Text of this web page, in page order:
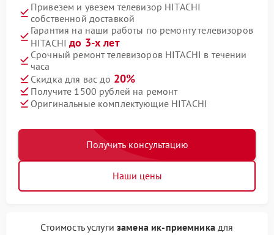
Привезем и увезем телевизор HITACHI
собственной доставкой
Гарантия на наши работы по ремонту телевизоров
HITACHIдо 3-х лет
Срочный ремонт телевизоров HITACHI в течении
часа
Скидка для вас до 20%
Получите 1500 рублей на ремонт
Оригинальные комплектующие HITACHI
Получить консультацию
Наши цены
Стоимость услугизамена ик-приемникадля